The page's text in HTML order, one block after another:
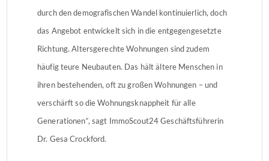
durch den demografischen Wandel kontinuierlich, doch
das Angebot entwickelt sich in die entgegengesetzte
Richtung. Altersgerechte Wohnungen sind zudem
häufig teure Neubauten. Das hält ältere Menschen in
ihren bestehenden, oft zu großen Wohnungen – und
verschärft so die Wohnungsknappheit für alle
Generationen“, sagt ImmoScout24 Geschäftsführerin
Dr. Gesa Crockford.